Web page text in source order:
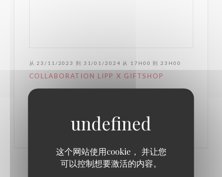
这个网站使用cookie， 并让您
可以控制想要激活的内容。
从 23/11/2023 到 31/01/2024 从 17H00 到 23H00
COLLABORATION LIPP X GIFTSHOP